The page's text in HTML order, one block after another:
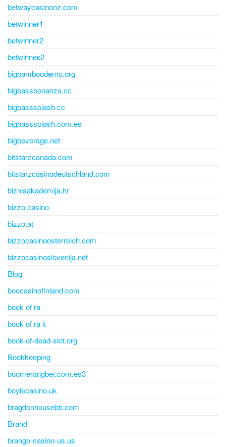
betwaycasinonz.com
betwinner1
betwinner2
betwinneк2
bigbamboodemo.org
bigbassbonanza.cc
bigbasssplash.cc
bigbasssplash.com.es
bigbeverage.net
bitstarzcanada.com
bitstarzcasinodeutschland.com
biznisakademija.hr
bizzo casino
bizzo.at
bizzocasinoosterreich.com
bizzocasinoslovenija.net
Blog
boocasinofinland.com
book of ra
book of ra it
book-of-dead-slot.org
Bookkeeping
boomerangbet.com.es3
boylecasino.uk
bragdonhousebb.com
Brand
brango-casino-us.us